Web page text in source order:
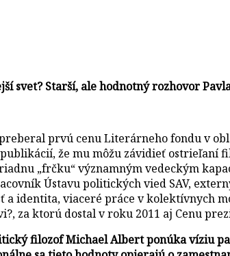
svet? Starší, ale hodnotný rozhovor
prvú cenu Literárneho fondu v
že mu môžu závidieť
„frčku“ významným vedeckým
Ústavu politických vied SAV,
identita, viaceré práce v kolektívnych
za ktorú dostal v roku 2011 aj Cenu
filozof Michael Albert ponúka víziu